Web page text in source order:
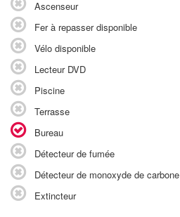
Ascenseur
Fer à repasser disponible
Vélo disponible
Lecteur DVD
Piscine
Terrasse
Bureau
Détecteur de fumée
Détecteur de monoxyde de carbone
Extincteur